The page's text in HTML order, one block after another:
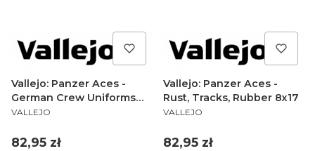
Vallejo: Panzer Aces -
German Crew Uniforms
8x17
PRODUCENT
VALLEJO
Cena
82,95 zł
Vallejo: Panzer Aces -
Rust, Tracks, Rubber 8x17
PRODUCENT
VALLEJO
Cena
82,95 zł